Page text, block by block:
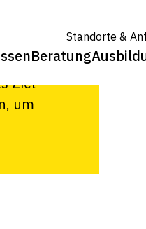
Standorte &
Beratung
Ziel
um